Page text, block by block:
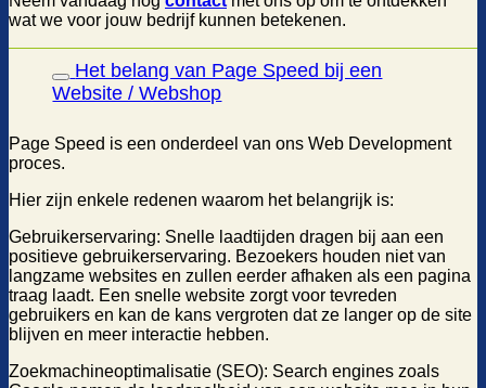
wat we voor jouw bedrijf kunnen betekenen.
Het belang van Page Speed bij een
Website / Webshop
Page Speed is een onderdeel van ons Web Development
proces.
Hier zijn enkele redenen waarom het belangrijk is:
Gebruikerservaring: Snelle laadtijden dragen bij aan een
positieve gebruikerservaring. Bezoekers houden niet van
langzame websites en zullen eerder afhaken als een pagina
traag laadt. Een snelle website zorgt voor tevreden
gebruikers en kan de kans vergroten dat ze langer op de site
blijven en meer interactie hebben.
Zoekmachineoptimalisatie (SEO): Search engines zoals